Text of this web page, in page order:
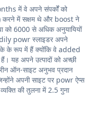
में वे अपने संपर्कों को
करने में सक्षम थे और boost ने
को 6000 से अधिक अनुयायियों
powr स्लाइडर अपने
के रूप में हैं क्योंकि वे added
यह अपने उत्पादों को अच्छी
ऑन-साइट अनुभव प्रदान
अपनी साइट पर powr ऐप्स
की तुलना में 2.5 गुना